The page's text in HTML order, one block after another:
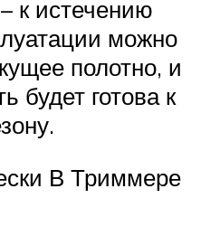
к истечению
можно
полотно, и
будет готова к
В Триммере